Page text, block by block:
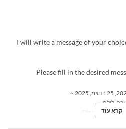
I will write a message of your
* Please fill in the desired
לילה
קרא עוד